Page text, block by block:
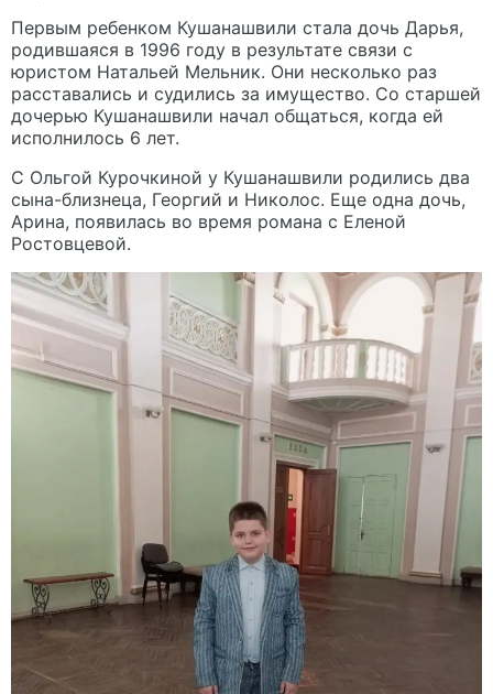
Первым ребенком Кушанашвили стала дочь Дарья,
родившаяся в 1996 году в результате связи с
юристом Натальей Мельник. Они несколько раз
расставались и судились за имущество. Со старшей
дочерью Кушанашвили начал общаться, когда ей
исполнилось 6 лет.
С Ольгой Курочкиной у Кушанашвили родились два
сына-близнеца, Георгий и Николос. Еще одна дочь,
Арина, появилась во время романа с Еленой
Ростовцевой.